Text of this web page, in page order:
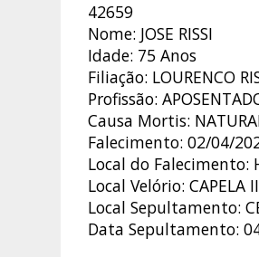
42659
Nome: JOSE RISSI
Idade: 75 Anos
Filiação: LOURENCO
Profissão:
Causa Mortis:
Falecimento: 02/04/
Local do Falecimento:
Local Velório: CAPELA
Local Sepultamento:
Data Sepultamento: